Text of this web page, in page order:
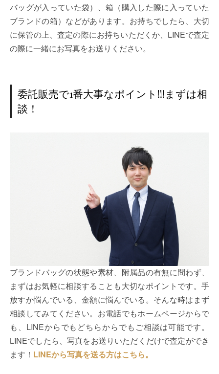
バッグが入っていた袋）、箱（購入した際に入っていた
ブランドの箱）などがあります。お持ちでしたら、大切
に保管の上、査定の際にお持ちいただくか、LINEで査定
の際に一緒にお写真をお送りください。
委託販売で1番大事なポイント!!!まずは相
談！
ブランドバッグの状態や素材、附属品の有無に問わず、
まずはお気軽に相談することも大切なポイントです。手
放すか悩んでいる、金額に悩んでいる。そんな時はまず
相談してみてください。お電話でもホームページからで
も、LINEからでもどちらからでもご相談は可能です。
LINEでしたら、写真をお送りいただくだけで査定ができ
ます！ LINEから写真を送る方はこちら。